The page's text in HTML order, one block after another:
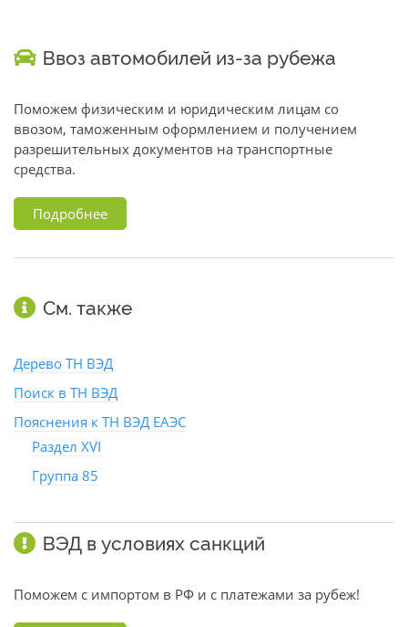
Ввоз автомобилей из-за рубежа
Поможем физическим и юридическим лицам со
ввозом, таможенным оформлением и получением
разрешительных документов на транспортные
средства.
Подробнее
См. также
Дерево ТН ВЭД
Поиск в ТН ВЭД
Пояснения к ТН ВЭД ЕАЭС
Раздел XVI
Группа 85
ВЭД в условиях санкций
Поможем с импортом в РФ и с платежами за рубеж!